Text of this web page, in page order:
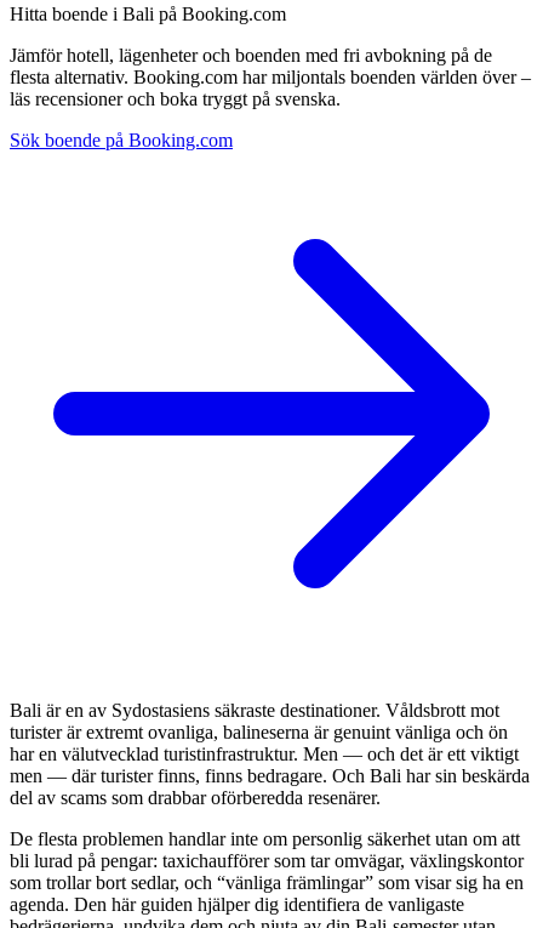
Hitta boende i Bali på Booking.com
Jämför hotell, lägenheter och boenden med fri avbokning på de
flesta alternativ. Booking.com har miljontals boenden världen över –
läs recensioner och boka tryggt på svenska.
Sök boende på Booking.com
Bali är en av Sydostasiens säkraste destinationer. Våldsbrott mot
turister är extremt ovanliga, balineserna är genuint vänliga och ön
har en välutvecklad turistinfrastruktur. Men — och det är ett viktigt
men — där turister finns, finns bedragare. Och Bali har sin beskärda
del av scams som drabbar oförberedda resenärer.
De flesta problemen handlar inte om personlig säkerhet utan om att
bli lurad på pengar: taxichaufförer som tar omvägar, växlingskontor
som trollar bort sedlar, och “vänliga främlingar” som visar sig ha en
agenda. Den här guiden hjälper dig identifiera de vanligaste